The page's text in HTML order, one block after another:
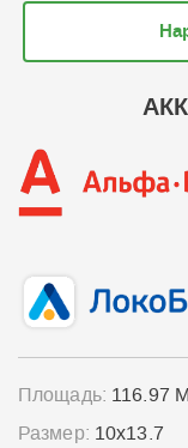
Площадь: 116.97
Размер: 10x13.7